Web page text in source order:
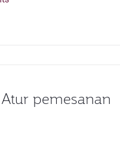
Atur pemesanan